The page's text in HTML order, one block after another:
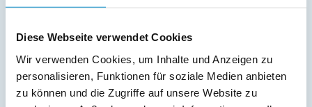
Diese Webseite verwendet Cookies
Wir verwenden Cookies, um Inhalte und Anzeigen zu
personalisieren, Funktionen für soziale Medien anbieten
zu können und die Zugriffe auf unsere Website zu
ist verpflichtet, dem BHB Mängel der Beherbergung oder der
oder Ab¬hilfe zu verlangen. 2. Die Mängelanzeige ist
ausschließlich an den BHB, nicht an die ETMG zu richten. 3. Ein
Rücktritt und/oder eine Kündigung des Gastes ist nur bei
erheblichen Mängeln zulässig und soweit der BHB nicht
innerhalb einer ihm vom Gast gesetzten angemessenen Frist